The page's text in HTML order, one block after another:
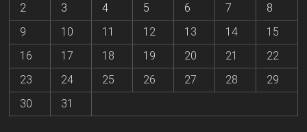
2
3 4 5 6 7
8
9
10 11 12 13 14
15
16
17 18 19 20 21
22
23
24 25 26 27 28
29
30
31